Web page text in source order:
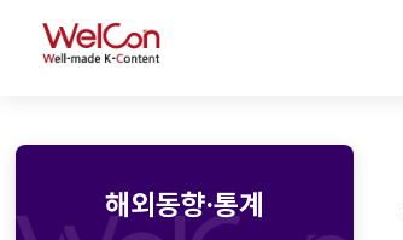
WelCon
해외동향·통계